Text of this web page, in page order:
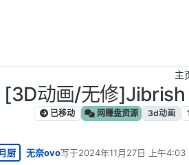
主
[3D动画/无修]Jibrish
已移动 网赚盘资源 3d动画
厨 无奈ovo写于2024年11月27日 上午4:03
最后由 编辑